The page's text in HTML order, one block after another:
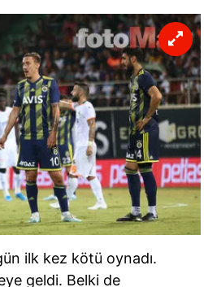
ilk kez kötü oynadı.
geldi. Belki de